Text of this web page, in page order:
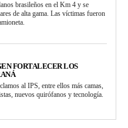
brasileños en el Km 4 y se
de alta gama. Las víctimas fueron
FORTALECER LOS
al IPS, entre ellos más camas,
nuevos quirófanos y tecnología.